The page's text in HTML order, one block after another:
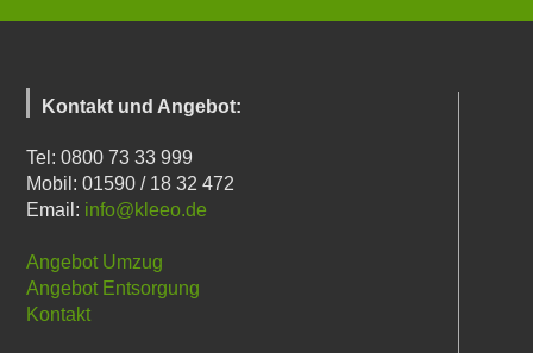
Kontakt und Angebot:
Tel: 0800 73 33 999
Mobil: 01590 / 18 32 472
Email: info@kleeo.de
Angebot Umzug
Angebot Entsorgung
Kontakt